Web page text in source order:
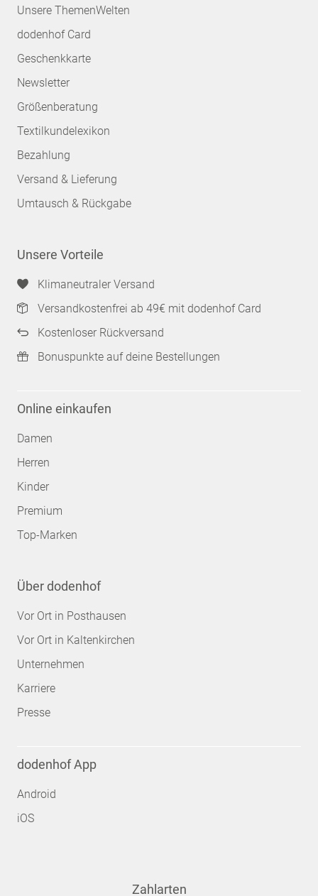
Unsere ThemenWelten
dodenhof Card
Geschenkkarte
Newsletter
Größenberatung
Textilkundelexikon
Bezahlung
Versand & Lieferung
Umtausch & Rückgabe
Unsere Vorteile
Klimaneutraler Versand
Versandkostenfrei ab 49€ mit dodenhof Card
Kostenloser Rückversand
Bonuspunkte auf deine Bestellungen
Online einkaufen
Damen
Herren
Kinder
Premium
Top-Marken
Über dodenhof
Vor Ort in Posthausen
Vor Ort in Kaltenkirchen
Unternehmen
Karriere
Presse
dodenhof App
Android
iOS
Zahlarten